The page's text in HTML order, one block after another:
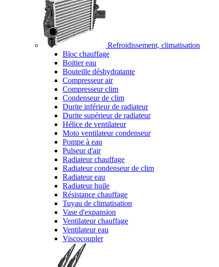
Refroidissement, climatisation
Bloc chauffage
Boitier eau
Bouteille déshydratante
Compresseur air
Compresseur clim
Condenseur de clim
Durite inférieur de radiateur
Durite supérieur de radiateur
Hélice de ventilateur
Moto ventilateur condenseur
Pompe à eau
Pulseur d'air
Radiateur chauffage
Radiateur condenseur de clim
Radiateur eau
Radiateur huile
Résistance chauffage
Tuyau de climatisation
Vase d'expansion
Ventilateur chauffage
Ventilateur eau
Viscocoupler